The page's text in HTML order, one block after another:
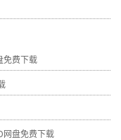
免费下载
网盘免费下载